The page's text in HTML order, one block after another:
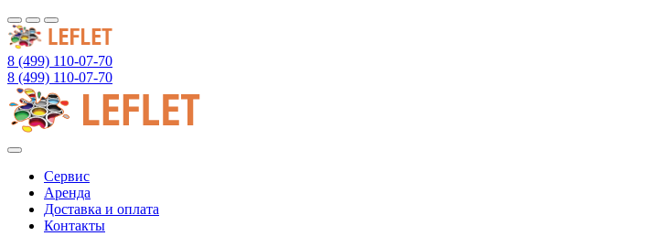
8 (499) 110-07-70
8 (499) 110-07-70
Сервис
Аренда
Доставка и оплата
Контакты